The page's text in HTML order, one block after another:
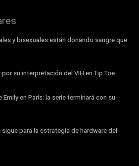
y bisexuales están donando sangre que
su interpretación del VIH en Tip Toe
en París: la serie terminará con su
para la estrategia de hardware del